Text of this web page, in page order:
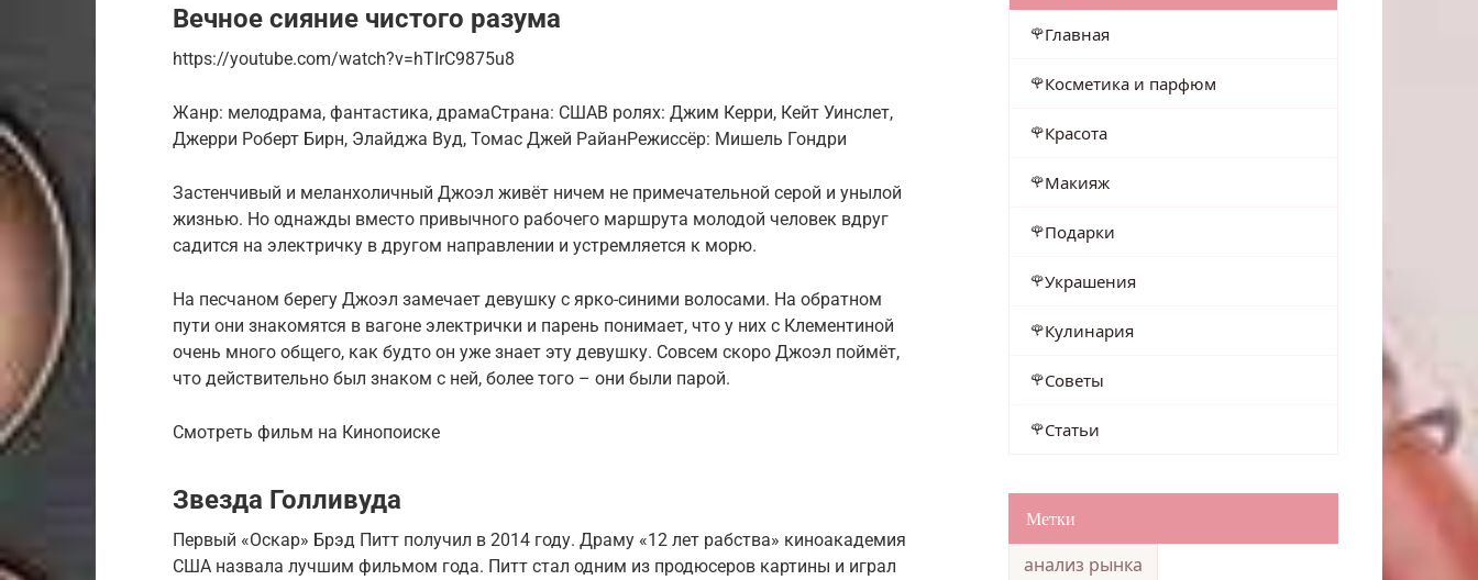
Вечное сияние чистого разума
https://youtube.com/watch?v=hTIrC9875u8
Жанр: мелодрама, фантастика, драмаСтрана: СШАВ ролях: Джим Керри, Кейт Уинслет,
Джерри Роберт Бирн, Элайджа Вуд, Томас Джей РайанРежиссёр: Мишель Гондри
Застенчивый и меланхоличный Джоэл живёт ничем не примечательной серой и унылой
жизнью. Но однажды вместо привычного рабочего маршрута молодой человек вдруг
садится на электричку в другом направлении и устремляется к морю.
На песчаном берегу Джоэл замечает девушку с ярко-синими волосами. На обратном
пути они знакомятся в вагоне электрички и парень понимает, что у них с Клементиной
очень много общего, как будто он уже знает эту девушку. Совсем скоро Джоэл поймёт,
что действительно был знаком с ней, более того – они были парой.
Смотреть фильм на Кинопоиске
Звезда Голливуда
Первый «Оскар» Брэд Питт получил в 2014 году. Драму «12 лет рабства» киноакадемия
США назвала лучшим фильмом года. Питт стал одним из продюсеров картины и играл
Главная
Косметика и парфюм
Красота
Макияж
Подарки
Украшения
Кулинария
Советы
Статьи
Метки
анализ рынка